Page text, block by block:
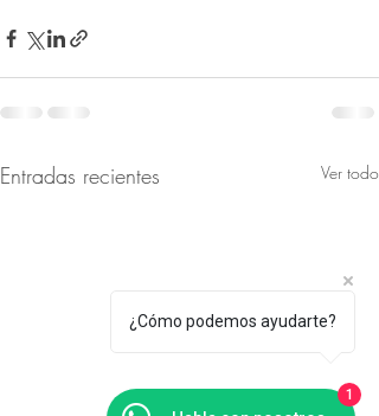
Entradas recientes Ver todo
¿Cómo podemos ayudarte?
1